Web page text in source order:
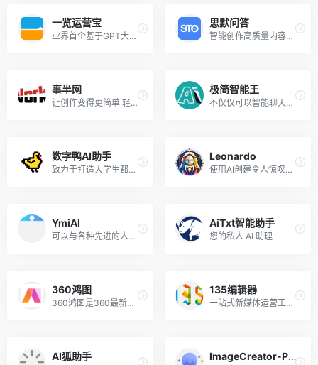
一览运营宝
业界首个基于GPT大模型的“文本+图片+虚拟人”视频AIGC全域工作流，专注服务影视及短视频行业人群。
思默问答
智能创作高质量内容仅需 1 分钟
事半网
让创作变得更简单 轻松完成你的工作，事半必定功倍
极简智能王
不仅仅可以智能聊天AI绘画，还可以创作、编写、翻译、写代码等多种功能，满足用户生活和工作的多方面需求
数字鸭AI助手
致力于打造大学生都在用的AI助手
Leonardo
使用AI创建令人惊叹的游戏资产。我们正在构建市场领先的功能,让您更好地控制您的后代
YmiAI
可以与各种先进的人工智慧机器人进行自由对话
AiTxt智能助手
您的私人 Ai 助理
360鸿图
360鸿图是360最新推出的AI生成图片和插画工具
135编辑器
一站式新媒体运营工具，帮助解决排版，美化，做图，运营等系列问题
AI狐助手 ImageCreator-PS插件